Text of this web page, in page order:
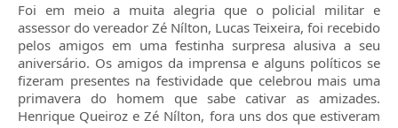
Foi em meio a muita alegria que o policial militar e
assessor do vereador Zé Nílton, Lucas Teixeira, foi recebido
pelos amigos em uma festinha surpresa alusiva a seu
aniversário. Os amigos da imprensa e alguns políticos se
fizeram presentes na festividade que celebrou mais uma
primavera do homem que sabe cativar as amizades.
Henrique Queiroz e Zé Nílton, fora uns dos que estiveram